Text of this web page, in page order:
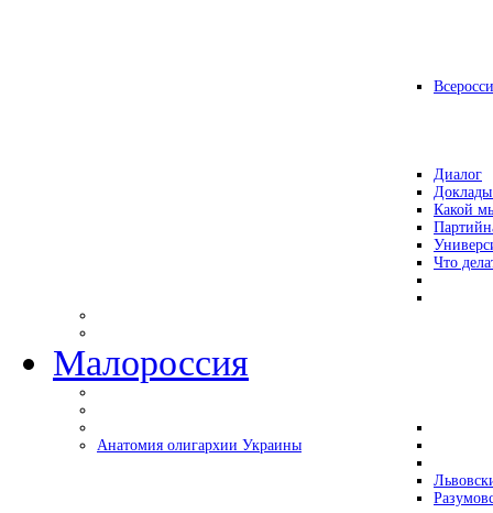
Диалог
Какой
Что
Малороссия
Анатомия олигархии Украины